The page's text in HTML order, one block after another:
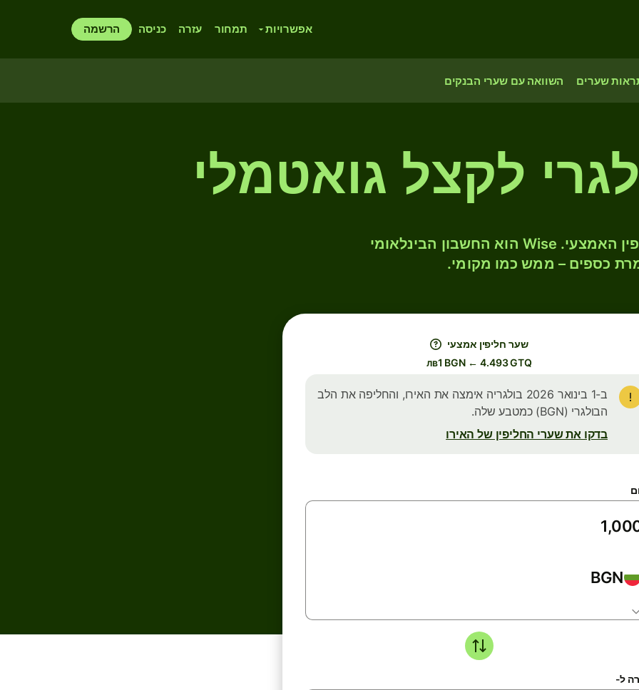
אפשרויות תמחור עזרה כניסה הרשמה
שערים השוואה עם שערי הבנקים
לקצל גואטמלי
המירו BGN ל- GTQ לפי שער החליפין האמצעי. Wise הוא החשבון הבינלאומי
כספים – ממש כמו מקומי.
שער חליפין אמצעי
лв1 BGN ← 4.493 GTQ
ב-1 בינואר 2026 בולגריה אימצה את האירו, והחליפה את הלב
הבולגרי (BGN) כמטבע שלה.
בדקו את שערי החליפין של האירו
BGN
ל-